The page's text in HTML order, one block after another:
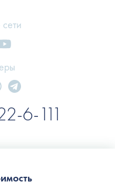
6-111